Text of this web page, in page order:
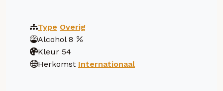
Type Overig
Alcohol 8
Kleur 54
Herkomst Internationaal